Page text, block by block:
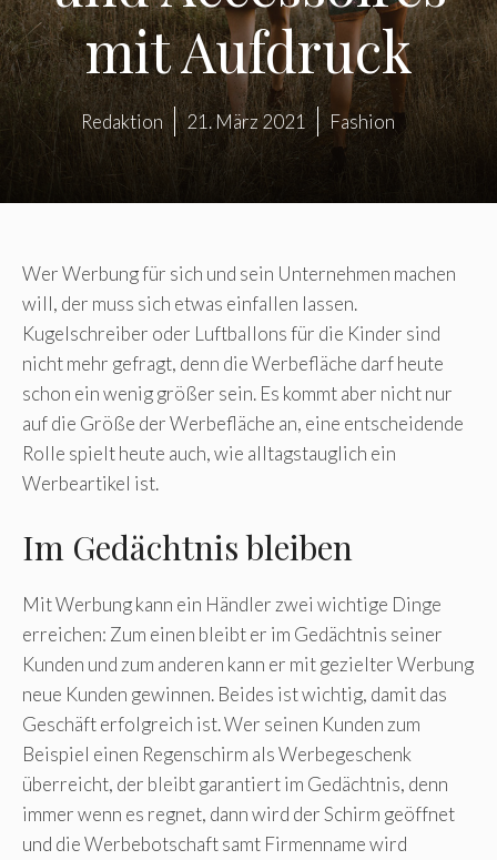
mit Aufdruck
Redaktion 21. März 2021 Fashion
Wer Werbung für sich und sein Unternehmen machen
will, der muss sich etwas einfallen lassen.
Kugelschreiber oder Luftballons für die Kinder sind
nicht mehr gefragt, denn die Werbefläche darf heute
schon ein wenig größer sein. Es kommt aber nicht nur
auf die Größe der Werbefläche an, eine entscheidende
Rolle spielt heute auch, wie alltagstauglich ein
Werbeartikel ist.
Im Gedächtnis bleiben
Mit Werbung kann ein Händler zwei wichtige Dinge
erreichen: Zum einen bleibt er im Gedächtnis seiner
Kunden und zum anderen kann er mit gezielter Werbung
neue Kunden gewinnen. Beides ist wichtig, damit das
Geschäft erfolgreich ist. Wer seinen Kunden zum
Beispiel einen Regenschirm als Werbegeschenk
überreicht, der bleibt garantiert im Gedächtnis, denn
immer wenn es regnet, dann wird der Schirm geöffnet
und die Werbebotschaft samt Firmenname wird